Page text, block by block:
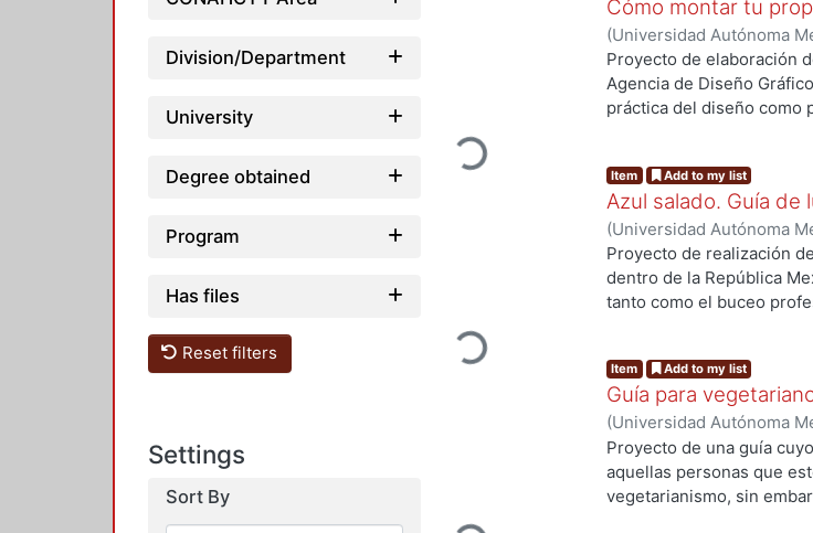
Division/Department
University
Degree obtained
Program
Has files
Reset filters
Settings
Sort By
coreografías con
descripción del traje
los estados y así
Loading...
Cómo montar tu
(Universidad Autónoma
Brígido Torres, Julio
Proyecto de elaboración
Agencia de Diseño
práctica del diseño como
Loading...
Item Add to my list
Azul salado. Guía de
(Universidad Autónoma
González Elizarrarás,
Proyecto de realización
dentro de la República
tanto como el buceo
intermedio y uno de nivel
iniciando y no tienen
poder llegar a muchos
recomendaciones de los
o no quesea por
poder hacer incluso en
Item Add to my list
Guía para
(Universidad Autónoma
Morales Sandoval,
Proyecto de una guía
aquellas personas que
vegetarianismo, sin